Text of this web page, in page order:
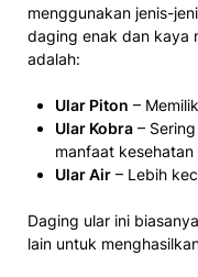
menggunakan jenis-
daging enak dan kaya
adalah:
Ular Piton –
Ular Kobra –
manfaat
Ular Air – Lebih
Daging ular ini
lain untuk